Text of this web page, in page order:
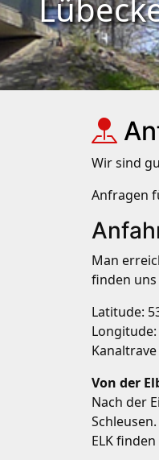
Wir sind
Anfragen
Man
finden
Latitude:
Longitude:
Von der
Nach der
ELK